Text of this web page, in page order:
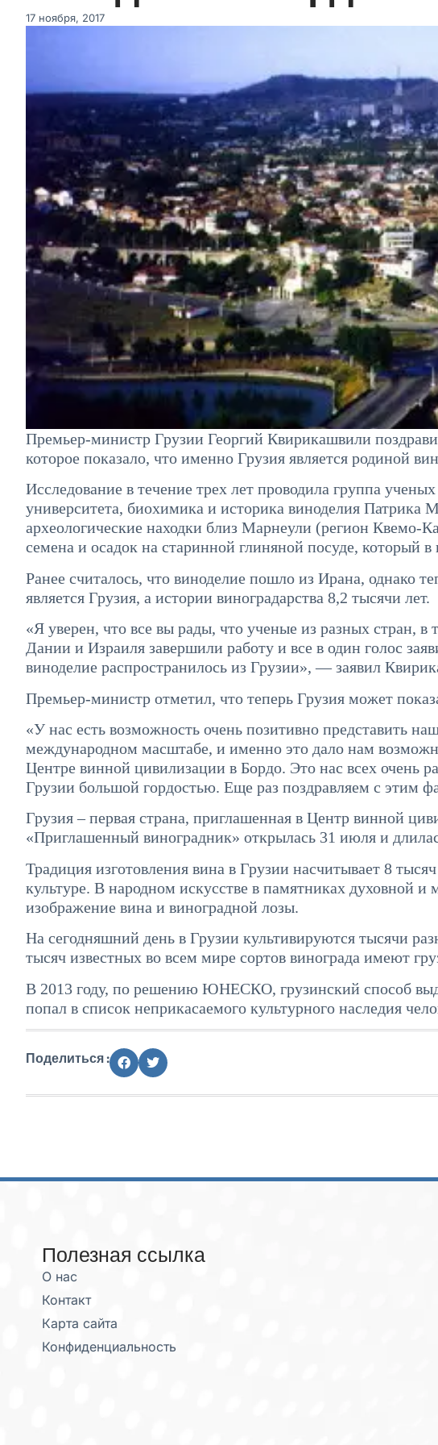
17 ноября, 2017
Премьер-министр Грузии Георгий Квирикашвили
которое показало, что именно Грузия является родиной
Исследование в течение трех лет проводила группа
университета, биохимика и историка виноделия Патрика
археологические находки близ Марнеули (регион Квемо-
семена и осадок на старинной глиняной посуде, который
Ранее считалось, что виноделие пошло из Ирана, однако
является Грузия, а истории виноградарства 8,2 тысячи лет.
«Я уверен, что все вы рады, что ученые из разных
Дании и Израиля завершили работу и все в один голос
виноделие распространилось из Грузии», — заявил
Премьер-министр отметил, что теперь Грузия может
«У нас есть возможность очень позитивно представить
международном масштабе, и именно это дало нам
Центре винной цивилизации в Бордо. Это нас всех очень
Грузии большой гордостью. Еще раз поздравляем с этим
Грузия – первая страна, приглашенная в Центр винной
«Приглашенный виноградник» открылась 31 июля и
Традиция изготовления вина в Грузии насчитывает 8
культуре. В народном искусстве в памятниках духовной и
изображение вина и виноградной лозы.
На сегодняшний день в Грузии культивируются тысячи
тысяч известных во всем мире сортов винограда имеют
В 2013 году, по решению ЮНЕСКО, грузинский способ
попал в список неприкасаемого культурного наследия
Поделиться :
Полезная ссылка
О нас
Контакт
Карта сайта
Конфиденциальность